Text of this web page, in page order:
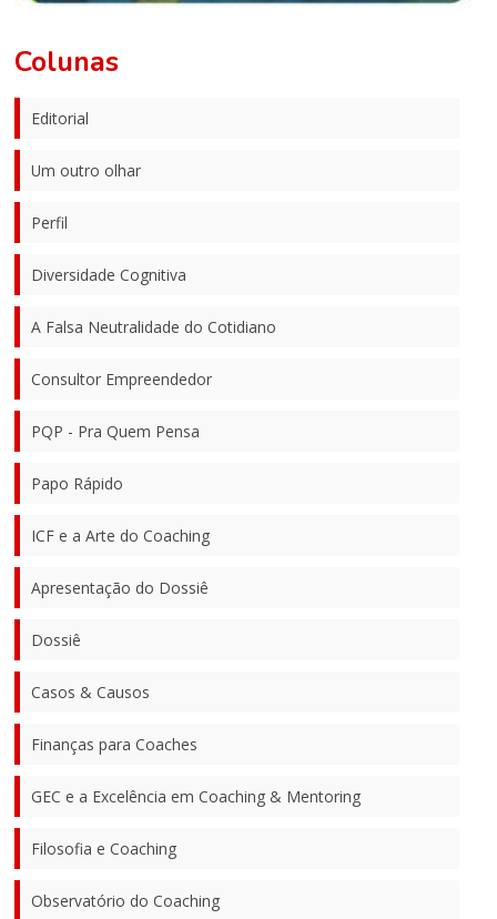
Colunas
Editorial
Um outro olhar
Perfil
Diversidade Cognitiva
A Falsa Neutralidade do Cotidiano
Consultor Empreendedor
PQP - Pra Quem Pensa
Papo Rápido
ICF e a Arte do Coaching
Apresentação do Dossiê
Dossiê
Casos & Causos
Finanças para Coaches
GEC e a Excelência em Coaching & Mentoring
Filosofia e Coaching
Observatório do Coaching